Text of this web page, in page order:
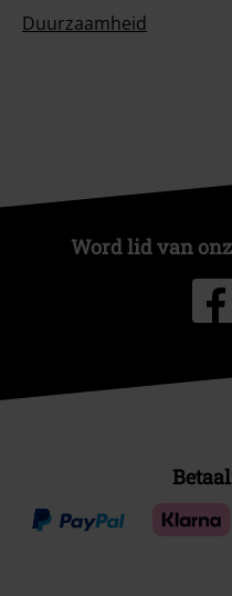
Duurzaamheid
Word lid van